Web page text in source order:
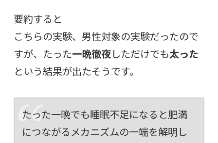
要約すると
こちらの実験、男性対象の実験だったので
すが、たった一晩徹夜 しただけでも太った
という結果が出たそうです。
たった一晩でも睡眠不足になると肥満
につながるメカニズムの一端を解明し